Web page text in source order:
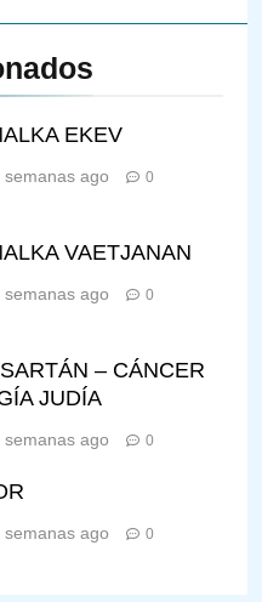
EKEV
semanas ago 0
VAETJANAN
semanas ago 0
– CÁNCER
JUDÍA
semanas ago 0
semanas ago 0